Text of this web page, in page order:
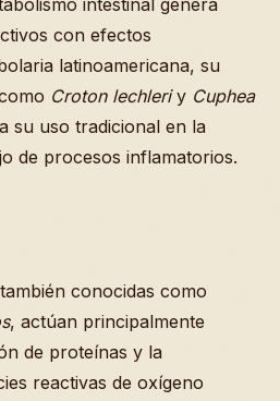
intestinal genera
con efectos
latinoamericana, su
Croton lechleriy Cuphea
su uso tradicional en la
de procesos inflamatorios.
conocidas como
, actúan principalmente
de proteínas y la
reactivas de oxígeno